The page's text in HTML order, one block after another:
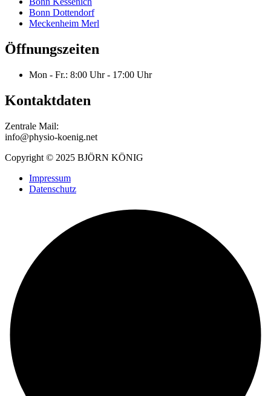
Bonn Dottendorf
Meckenheim Merl
Öffnungszeiten
Mon - Fr.: 8:00 Uhr - 17:00 Uhr
Kontaktdaten
Zentrale Mail:
info@physio-koenig.net
Copyright © 2025 BJÖRN KÖNIG
Impressum
Datenschutz